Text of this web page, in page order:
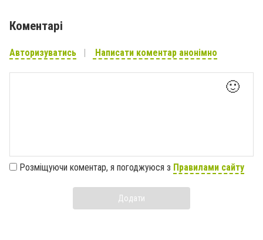
Коментарі
Авторизуватись Написати коментар анонімно
🙂
Розміщуючи коментар, я погоджуюся з Правилами сайту
Додати